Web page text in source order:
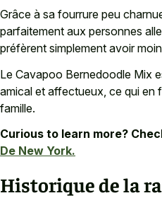
Grâce à sa fourrure peu
parfaitement aux personnes
préfèrent simplement avoir
Le Cavapoo Bernedoodle Mix
amical et affectueux, ce qui en
famille.
Curious to learn more?
De New York.
Historique de la